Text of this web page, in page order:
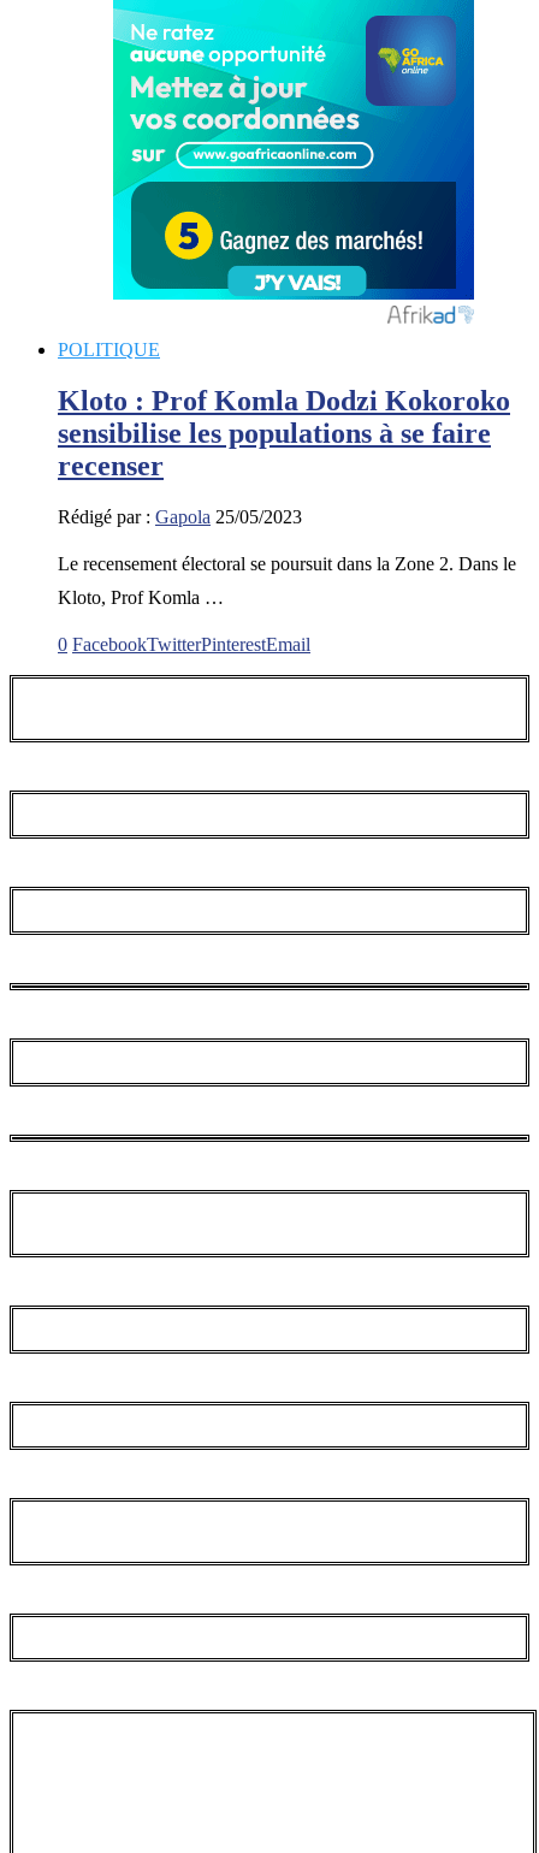
POLITIQUE
Kloto : Prof Komla Dodzi Kokoroko
sensibilise les populations à se faire
recenser
Rédigé par : Gapola 25/05/2023
Le recensement électoral se poursuit dans la Zone 2. Dans le
Kloto, Prof Komla …
0 FacebookTwitterPinterestEmail